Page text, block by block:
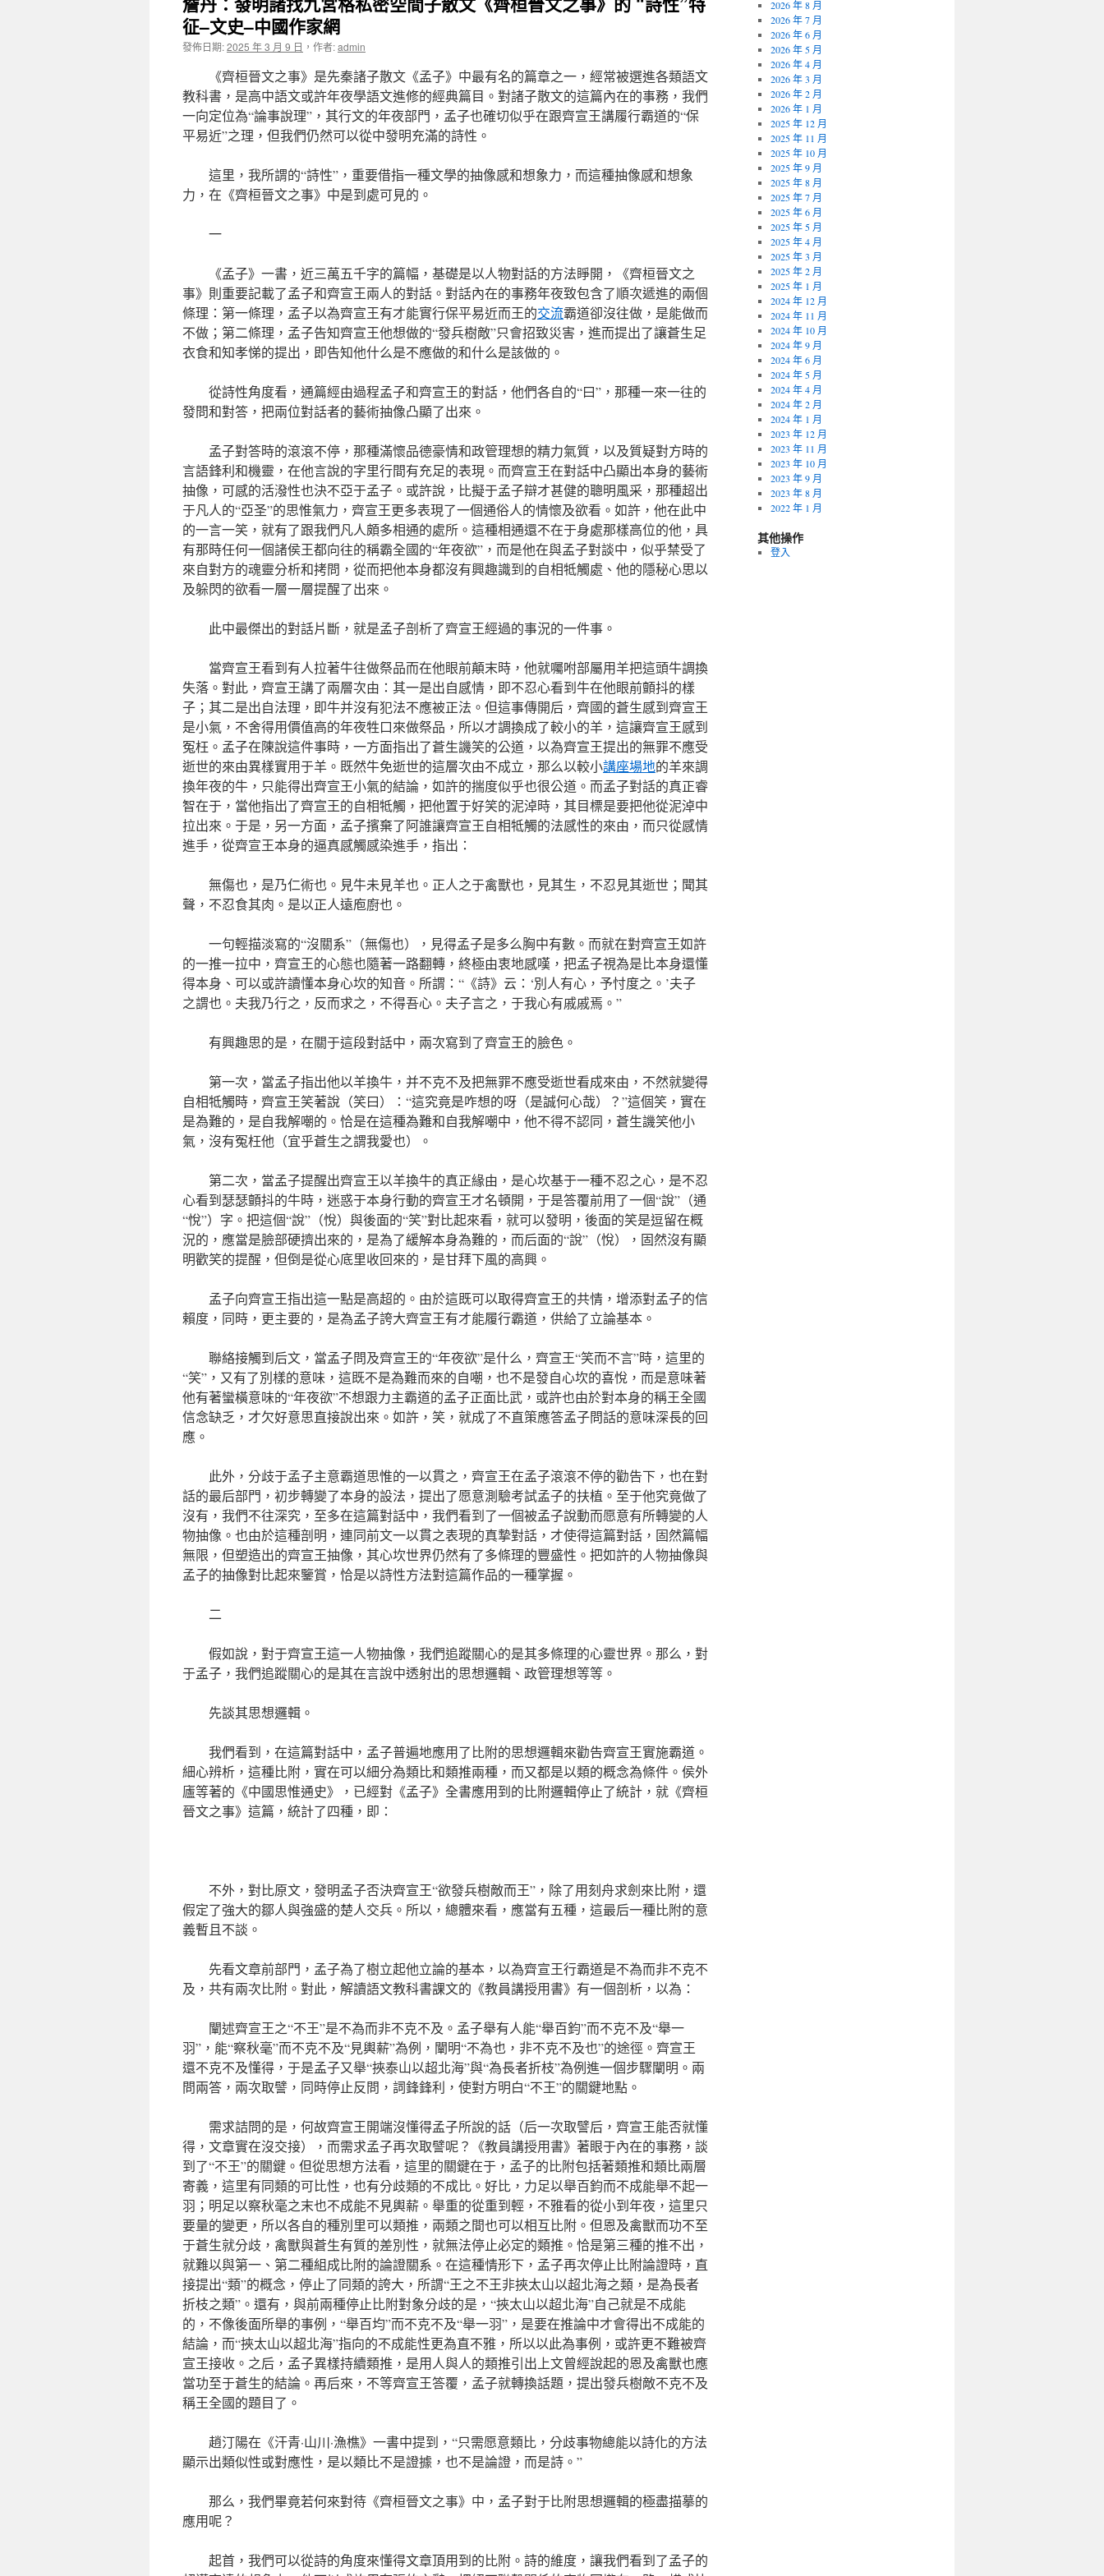
征–文史–中國作家網
發佈日期:2025 年 3 月 9 日 ， 作者:admin
《齊桓晉文之事》是先秦諸子散文《孟子》中最有名的篇章之一，經常被選進各類語文
教科書，是高中語文或許年夜學語文進修的經典篇目。對諸子散文的這篇內在的事務，我們
一向定位為“論事說理”，其行文的年夜部門，孟子也確切似乎在跟齊宣王講履行霸道的“保
平易近”之理，但我們仍然可以從中發明充滿的詩性。
這里，我所謂的“詩性”，重要借指一種文學的抽像感和想象力，而這種抽像感和想象
力，在《齊桓晉文之事》中是到處可見的。
一
《孟子》一書，近三萬五千字的篇幅，基礎是以人物對話的方法睜開，《齊桓晉文之
事》則重要記載了孟子和齊宣王兩人的對話。對話內在的事務年夜致包含了順次遞進的兩個
條理：第一條理，孟子以為齊宣王有才能實行保平易近而王的交流霸道卻沒往做，是能做而
不做；第二條理，孟子告知齊宣王他想做的“發兵樹敵”只會招致災害，進而提出了讓蒼生足
衣食和知孝悌的提出，即告知他什么是不應做的和什么是該做的。
從詩性角度看，通篇經由過程孟子和齊宣王的對話，他們各自的“曰”，那種一來一往的
發問和對答，把兩位對話者的藝術抽像凸顯了出來。
孟子對答時的滾滾不停，那種滿懷品德豪情和政管理想的精力氣質，以及質疑對方時的
言語鋒利和機靈，在他言說的字里行間有充足的表現。而齊宣王在對話中凸顯出本身的藝術
抽像，可感的活潑性也決不亞于孟子。或許說，比擬于孟子辯才甚健的聰明風采，那種超出
于凡人的“亞圣”的思惟氣力，齊宣王更多表現了一個通俗人的情懷及欲看。如許，他在此中
的一言一笑，就有了跟我們凡人頗多相通的處所。這種相通還不在于身處那樣高位的他，具
有那時任何一個諸侯王都向往的稱霸全國的“年夜欲”，而是他在與孟子對談中，似乎禁受了
來自對方的魂靈分析和拷問，從而把他本身都沒有興趣識到的自相牴觸處、他的隱秘心思以
及躲閃的欲看一層一層提醒了出來。
此中最傑出的對話片斷，就是孟子剖析了齊宣王經過的事況的一件事。
當齊宣王看到有人拉著牛往做祭品而在他眼前顛末時，他就囑咐部屬用羊把這頭牛調換
失落。對此，齊宣王講了兩層次由：其一是出自感情，即不忍心看到牛在他眼前顫抖的樣
子；其二是出自法理，即牛并沒有犯法不應被正法。但這事傳開后，齊國的蒼生感到齊宣王
是小氣，不舍得用價值高的年夜牲口來做祭品，所以才調換成了較小的羊，這讓齊宣王感到
冤枉。孟子在陳說這件事時，一方面指出了蒼生譏笑的公道，以為齊宣王提出的無罪不應受
逝世的來由異樣實用于羊。既然牛免逝世的這層次由不成立，那么以較小講座場地的羊來調
換年夜的牛，只能得出齊宣王小氣的結論，如許的揣度似乎也很公道。而孟子對話的真正睿
智在于，當他指出了齊宣王的自相牴觸，把他置于好笑的泥淖時，其目標是要把他從泥淖中
拉出來。于是，另一方面，孟子擯棄了阿誰讓齊宣王自相牴觸的法感性的來由，而只從感情
進手，從齊宣王本身的逼真感觸感染進手，指出：
無傷也，是乃仁術也。見牛未見羊也。正人之于禽獸也，見其生，不忍見其逝世；聞其
聲，不忍食其肉。是以正人遠庖廚也。
一句輕描淡寫的“沒關系”（無傷也），見得孟子是多么胸中有數。而就在對齊宣王如許
的一推一拉中，齊宣王的心態也隨著一路翻轉，終極由衷地感嘆，把孟子視為是比本身還懂
得本身、可以或許讀懂本身心坎的知音。所謂：“《詩》云：‘別人有心，予忖度之。’夫子
之謂也。夫我乃行之，反而求之，不得吾心。夫子言之，于我心有戚戚焉。”
有興趣思的是，在關于這段對話中，兩次寫到了齊宣王的臉色。
第一次，當孟子指出他以羊換牛，并不克不及把無罪不應受逝世看成來由，不然就變得
自相牴觸時，齊宣王笑著說（笑曰）：“這究竟是咋想的呀（是誠何心哉）？”這個笑，實在
是為難的，是自我解嘲的。恰是在這種為難和自我解嘲中，他不得不認同，蒼生譏笑他小
氣，沒有冤枉他（宜乎蒼生之謂我愛也）。
第二次，當孟子提醒出齊宣王以羊換牛的真正緣由，是心坎基于一種不忍之心，是不忍
心看到瑟瑟顫抖的牛時，迷惑于本身行動的齊宣王才名頓開，于是答覆前用了一個“說”（通
“悅”）字。把這個“說”（悅）與後面的“笑”對比起來看，就可以發明，後面的笑是逗留在概
況的，應當是臉部硬擠出來的，是為了緩解本身為難的，而后面的“說”（悅），固然沒有顯
明歡笑的提醒，但倒是從心底里收回來的，是甘拜下風的高興。
孟子向齊宣王指出這一點是高超的。由於這既可以取得齊宣王的共情，增添對孟子的信
賴度，同時，更主要的，是為孟子誇大齊宣王有才能履行霸道，供給了立論基本。
聯絡接觸到后文，當孟子問及齊宣王的“年夜欲”是什么，齊宣王“笑而不言”時，這里的
“笑”，又有了別樣的意味，這既不是為難而來的自嘲，也不是發自心坎的喜悅，而是意味著
他有著蠻橫意味的“年夜欲”不想跟力主霸道的孟子正面比武，或許也由於對本身的稱王全國
信念缺乏，才欠好意思直接說出來。如許，笑，就成了不直策應答孟子問話的意味深長的回
應。
此外，分歧于孟子主意霸道思惟的一以貫之，齊宣王在孟子滾滾不停的勸告下，也在對
話的最后部門，初步轉變了本身的設法，提出了愿意測驗考試孟子的扶植。至于他究竟做了
沒有，我們不往深究，至多在這篇對話中，我們看到了一個被孟子說動而愿意有所轉變的人
物抽像。也由於這種剖明，連同前文一以貫之表現的真摯對話，才使得這篇對話，固然篇幅
無限，但塑造出的齊宣王抽像，其心坎世界仍然有了多條理的豐盛性。把如許的人物抽像與
孟子的抽像對比起來鑒賞，恰是以詩性方法對這篇作品的一種掌握。
二
假如說，對于齊宣王這一人物抽像，我們追蹤關心的是其多條理的心靈世界。那么，對
于孟子，我們追蹤關心的是其在言說中透射出的思想邏輯、政管理想等等。
先談其思想邏輯。
我們看到，在這篇對話中，孟子普遍地應用了比附的思想邏輯來勸告齊宣王實施霸道。
細心辨析，這種比附，實在可以細分為類比和類推兩種，而又都是以類的概念為條件。侯外
廬等著的《中國思惟通史》，已經對《孟子》全書應用到的比附邏輯停止了統計，就《齊桓
晉文之事》這篇，統計了四種，即：
不外，對比原文，發明孟子否決齊宣王“欲發兵樹敵而王”，除了用刻舟求劍來比附，還
假定了強大的鄒人與強盛的楚人交兵。所以，總體來看，應當有五種，這最后一種比附的意
義暫且不談。
先看文章前部門，孟子為了樹立起他立論的基本，以為齊宣王行霸道是不為而非不克不
及，共有兩次比附。對此，解讀語文教科書課文的《教員講授用書》有一個剖析，以為：
闡述齊宣王之“不王”是不為而非不克不及。孟子舉有人能“舉百鈞”而不克不及“舉一
羽”，能“察秋毫”而不克不及“見輿薪”為例，闡明“不為也，非不克不及也”的途徑。齊宣王
還不克不及懂得，于是孟子又舉“挾泰山以超北海”與“為長者折枝”為例進一個步驟闡明。兩
問兩答，兩次取譬，同時停止反問，詞鋒鋒利，使對方明白“不王”的關鍵地點。
需求詰問的是，何故齊宣王開端沒懂得孟子所說的話（后一次取譬后，齊宣王能否就懂
得，文章實在沒交接），而需求孟子再次取譬呢？《教員講授用書》著眼于內在的事務，談
到了“不王”的關鍵。但從思想方法看，這里的關鍵在于，孟子的比附包括著類推和類比兩層
寄義，這里有同類的可比性，也有分歧類的不成比。好比，力足以舉百鈞而不成能舉不起一
羽；明足以察秋毫之末也不成能不見輿薪。舉重的從重到輕，不雅看的從小到年夜，這里只
要量的變更，所以各自的種別里可以類推，兩類之間也可以相互比附。但恩及禽獸而功不至
于蒼生就分歧，禽獸與蒼生有質的差別性，就無法停止必定的類推。恰是第三種的推不出，
就難以與第一、第二種組成比附的論證關系。在這種情形下，孟子再次停止比附論證時，直
接提出“類”的概念，停止了同類的誇大，所謂“王之不王非挾太山以超北海之類，是為長者
折枝之類”。還有，與前兩種停止比附對象分歧的是，“挾太山以超北海”自己就是不成能
的，不像後面所舉的事例，“舉百均”而不克不及“舉一羽”，是要在推論中才會得出不成能的
結論，而“挾太山以超北海”指向的不成能性更為直不雅，所以以此為事例，或許更不難被齊
宣王接收。之后，孟子異樣持續類推，是用人與人的類推引出上文曾經說起的恩及禽獸也應
當功至于蒼生的結論。再后來，不等齊宣王答覆，孟子就轉換話題，提出發兵樹敵不克不及
稱王全國的題目了。
趙汀陽在《汗青·山川·漁樵》一書中提到，“只需愿意類比，分歧事物總能以詩化的方法
顯示出類似性或對應性，是以類比不是證據，也不是論證，而是詩。”
那么，我們畢竟若何來對待《齊桓晉文之事》中，孟子對于比附思想邏輯的極盡描摹的
應用呢？
起首，我們可以從詩的角度來懂得文章頂用到的比附。詩的維度，讓我們看到了孟子的
2026 年 8 月
2026 年 7 月
2026 年 6 月
2026 年 5 月
2026 年 4 月
2026 年 3 月
2026 年 2 月
2026 年 1 月
2025 年 12 月
2025 年 11 月
2025 年 10 月
2025 年 9 月
2025 年 8 月
2025 年 7 月
2025 年 6 月
2025 年 5 月
2025 年 4 月
2025 年 3 月
2025 年 2 月
2025 年 1 月
2024 年 12 月
2024 年 11 月
2024 年 10 月
2024 年 9 月
2024 年 6 月
2024 年 5 月
2024 年 4 月
2024 年 2 月
2024 年 1 月
2023 年 12 月
2023 年 11 月
2023 年 10 月
2023 年 9 月
2023 年 8 月
2022 年 1 月
其他操作
登入